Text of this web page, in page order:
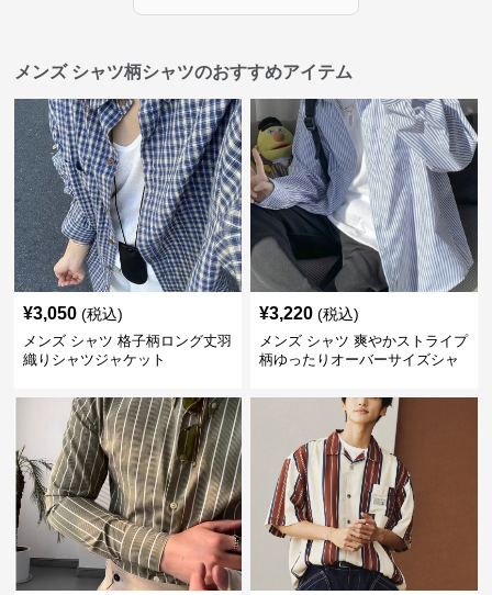
メンズ シャツ柄シャツのおすすめアイテム
¥3,050 (税込)
メンズ シャツ 格子柄ロング丈羽
織りシャツジャケット
¥3,220 (税込)
メンズ シャツ 爽やかストライプ
柄ゆったりオーバーサイズシャ